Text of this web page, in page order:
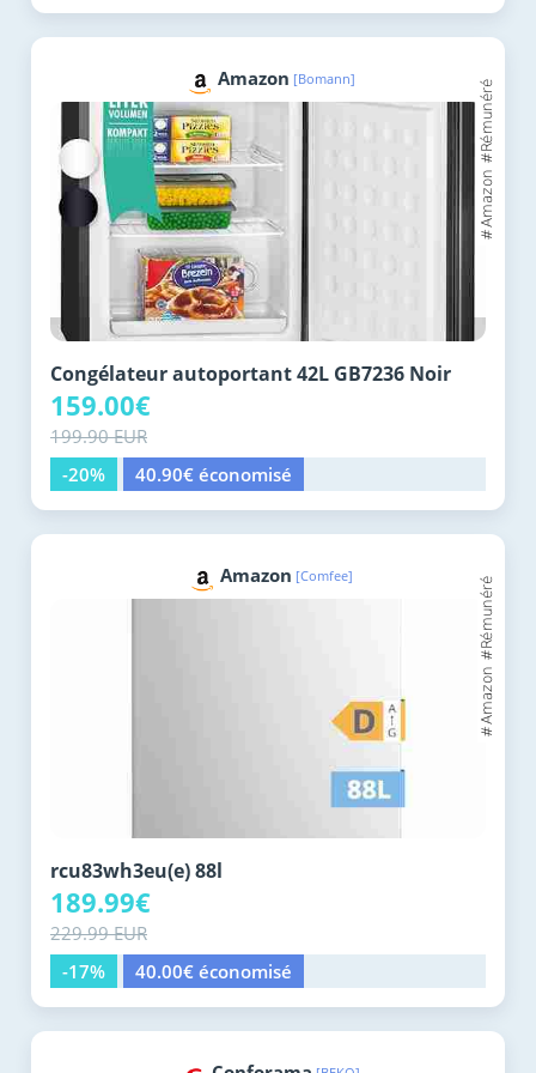
Amazon [Bomann]
Congélateur autoportant 42L GB7236 Noir
159.00€
199.90 EUR
-20%
40.90€ économisé
Amazon [Comfee]
rcu83wh3eu(e) 88l
189.99€
229.99 EUR
-17%
40.00€ économisé